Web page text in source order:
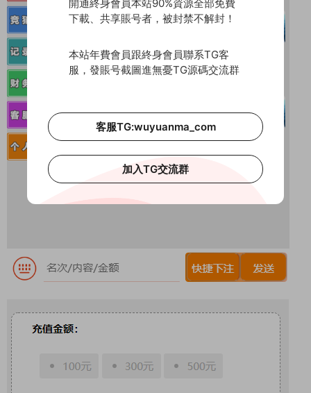
開通終身會員本站90%資源全部免費
下載、共享賬号者，被封禁不解封！
本站年費會員跟終身會員聯系TG客
服，發賬号截圖進無憂TG源碼交流群
客服TG:wuyuanma_com
加入TG交流群